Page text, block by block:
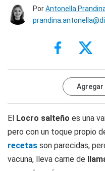
PorAntonella
Agregar
El Locro salteño es una
pero con un toque propio
recetas son parecidas,
vacuna, lleva carne de